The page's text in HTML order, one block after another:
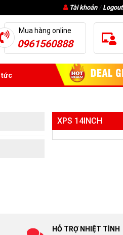
Tài khoản/ Logout
Mua hàng online
0961560888
tức
XPS 14INCH
HỖ TRỢ NHIỆT TÌNH